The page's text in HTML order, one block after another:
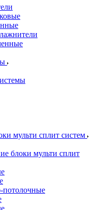
мульти сплит систем
блоки мульти сплит
потолочные